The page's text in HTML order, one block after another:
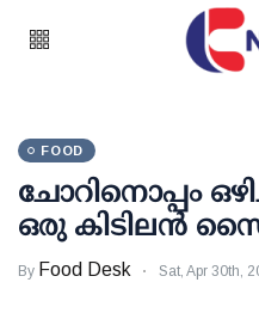
FOOD
ചോറിനൊപ്പം
ഒരു കിടിലന്‍
By Food Desk Sat, Apr 30th,